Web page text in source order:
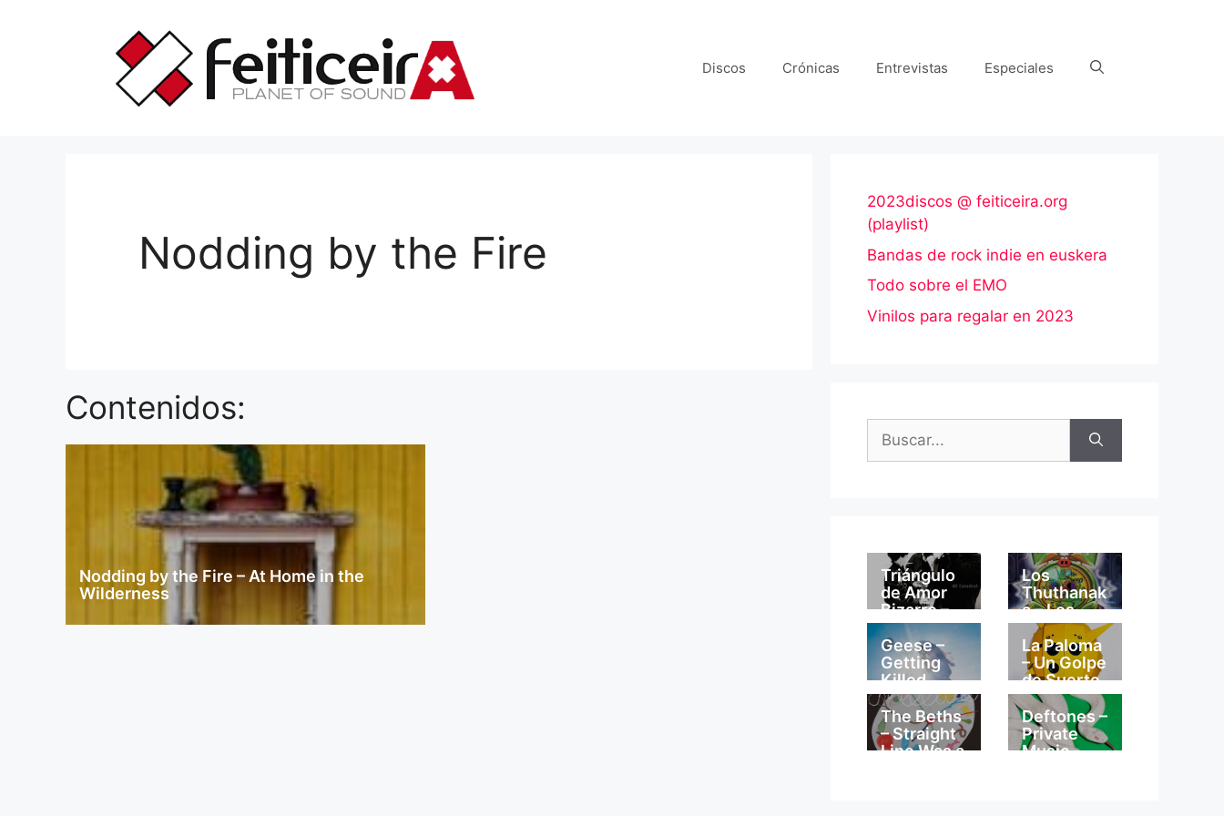
Discos Crónicas Entrevistas Especiales
Nodding by the Fire
Contenidos:
Nodding by the Fire – At Home in the
Wilderness
2023discos @ feiticeira.org
(playlist)
Bandas de rock indie en euskera
Todo sobre el EMO
Vinilos para regalar en 2023
Triángulo
de Amor
Bizarro –
Mi
Catedral
Los
Thuthanak
a – Los
Thuthanak
a
Geese –
Getting
Killed
La Paloma
– Un Golpe
de Suerte
The Beths
– Straight
Line Was a
Deftones –
Private
Music